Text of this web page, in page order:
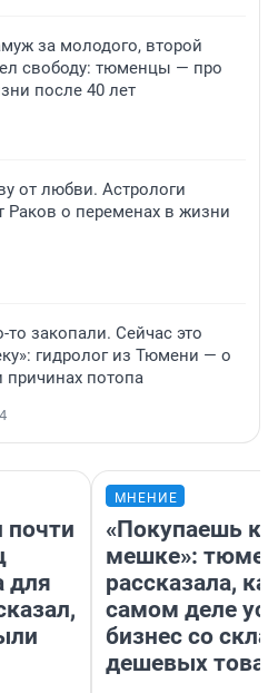
за молодого, второй
свободу: тюменцы — про
после 40 лет
от любви. Астрологи
Раков о переменах в жизни
то закопали. Сейчас это
гидролог из Тюмени — о
причинах потопа
почти
для
МНЕНИЕ
«Покупаешь
мешке»:
рассказала,
самом деле
бизнес со
дешевых